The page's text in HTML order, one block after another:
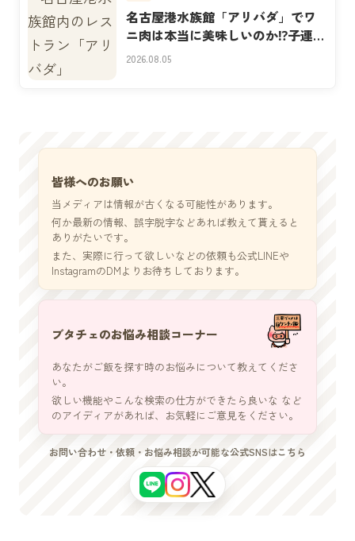
名古屋港水族館「アリバダ」でワ
ニ肉は本当に美味しいのか⁉子連れ
実食
2026.08.05
皆様へのお願い
当メディアは情報が古くなる可能性があります。
何か最新の情報、誤字脱字などあれば教えて貰えると
ありがたいです。
また、実際に行って欲しいなどの依頼も公式LINEや
InstagramのDMよりお待ちしております。
ブタチェのお悩み相談コーナー
あなたがご飯を探す時のお悩みについて教えてくださ
い。
欲しい機能やこんな検索の仕方ができたら良いな など
のアイディアがあれば、お気軽にご意見をください。
お問い合わせ・依頼・お悩み相談が可能な公式SNSはこちら